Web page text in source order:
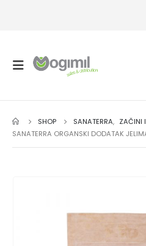
SHOP SANATERRA, ZAČINI
SANATERRA ORGANSKI DODATAK